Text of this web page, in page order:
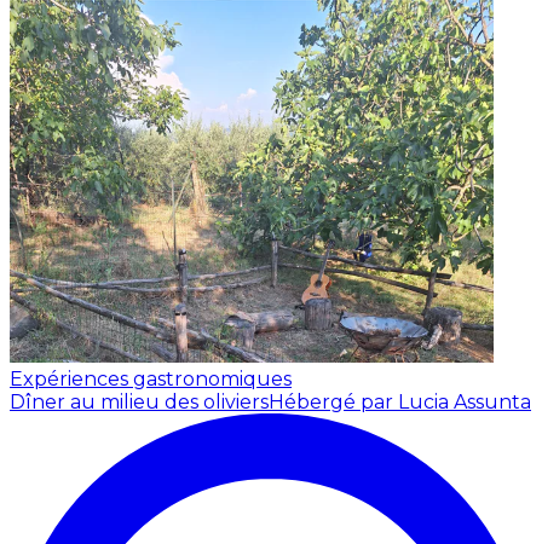
Expériences gastronomiques
Dîner au milieu des oliviersHébergé par Lucia Assunta